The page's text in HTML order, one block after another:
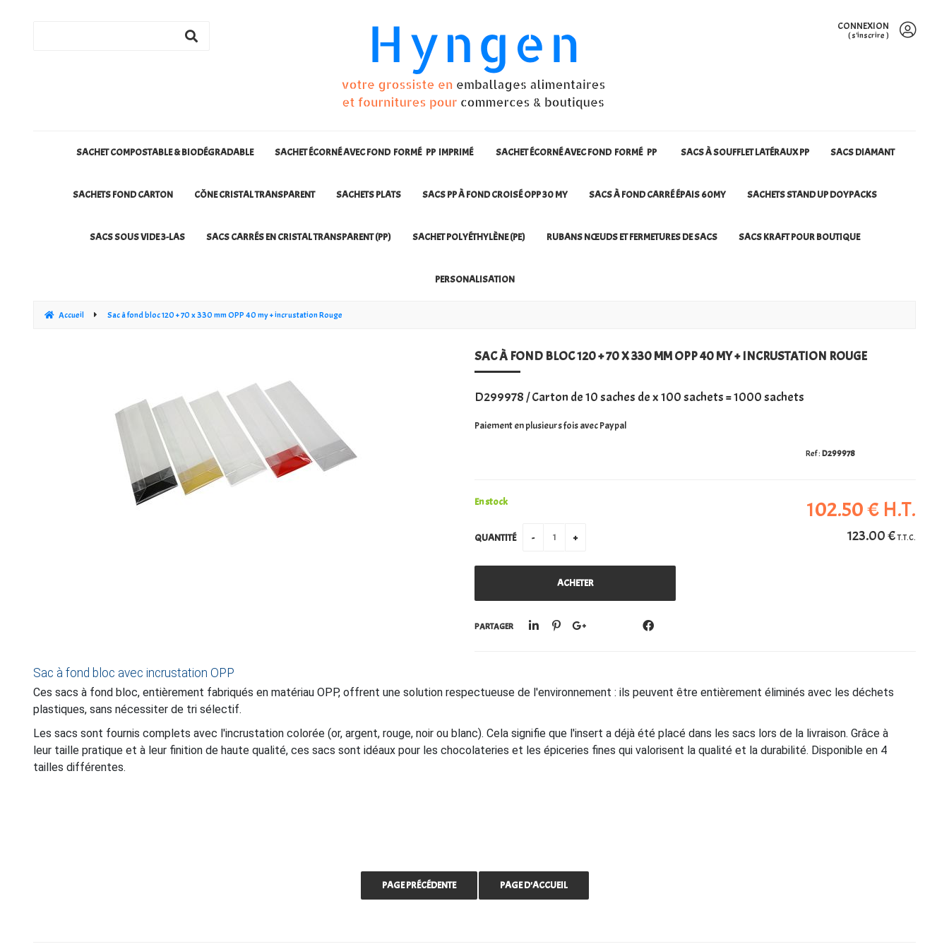
CONNEXION
(s'inscrire)
SACHET COMPOSTABLE & BIODÉGRADABLE SACHET ÉCORNÉ AVEC FOND FORMÉ PP IMPRIMÉ SACHET ÉCORNÉ AVEC FOND FORMÉ PP SACS À SOUFFLET LATÉRAUX PP SACS DIAMANT
SACHETS FOND CARTON CÔNE CRISTAL TRANSPARENT SACHETS PLATS SACS PP À FOND CROISÉ OPP 30 MY SACS À FOND CARRÉ ÉPAIS 60MY SACHETS STAND UP DOYPACKS
SACS SOUS VIDE 3-LAS SACS CARRÉS EN CRISTAL TRANSPARENT (PP) SACHET POLYÉTHYLÈNE (PE) RUBANS NŒUDS ET FERMETURES DE SACS SACS KRAFT POUR BOUTIQUE
PERSONALISATION
Accueil Sac à fond bloc 120 + 70 x 330 mm OPP 40 my + incrustation Rouge
SAC À FOND BLOC 120 + 70 X 330 MM OPP 40 MY + INCRUSTATION ROUGE
D299978 / Carton de 10 saches de x 100 sachets = 1000 sachets
Paiement en plusieurs fois avec Paypal
D299978
102.50€ H.T.
123.00€T.T.C.
En stock
QUANTITÉ
PARTAGER
Sac à fond bloc avec incrustation OPP
Ces sacs à fond bloc, entièrement fabriqués en matériau OPP, offrent une solution respectueuse de l'environnement : ils peuvent être entièrement éliminés avec les déchets
plastiques, sans nécessiter de tri sélectif.
Les sacs sont fournis complets avec l'incrustation colorée (or, argent, rouge, noir ou blanc). Cela signifie que l'insert a déjà été placé dans les sacs lors de la livraison. Grâce à
leur taille pratique et à leur finition de haute qualité, ces sacs sont idéaux pour les chocolateries et les épiceries fines qui valorisent la qualité et la durabilité. Disponible en 4
tailles différentes.